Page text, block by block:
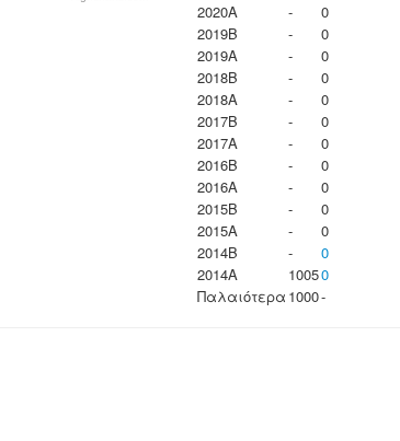
2020A
-
0
2019B
-
0
2019A
-
0
2018B
-
0
2018A
-
0
2017B
-
0
2017A
-
0
2016B
-
0
2016A
-
0
2015B
-
0
2015A
-
0
2014B
-
0
2014A
10050
Παλαιότερα 1000-